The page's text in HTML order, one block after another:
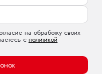
на обработку своих
с политикой